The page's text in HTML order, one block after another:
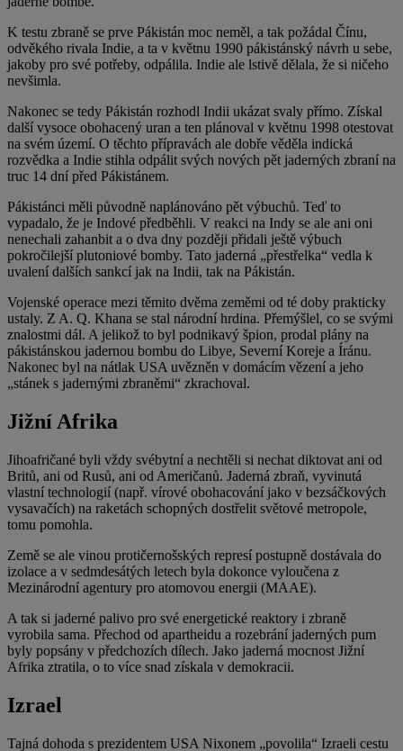
K testu zbraně se prve Pákistán moc neměl, a tak požádal Čínu,
odvěkého rivala Indie, a ta v květnu 1990 pákistánský návrh u sebe,
jakoby pro své potřeby, odpálila. Indie ale lstivě dělala, že si ničeho
nevšimla.
Nakonec se tedy Pákistán rozhodl Indii ukázat svaly přímo. Získal
další vysoce obohacený uran a ten plánoval v květnu 1998 otestovat
na svém území. O těchto přípravách ale dobře věděla indická
rozvědka a Indie stihla odpálit svých nových pět jaderných zbraní na
truc 14 dní před Pákistánem.
Pákistánci měli původně naplánováno pět výbuchů. Teď to
vypadalo, že je Indové předběhli. V reakci na Indy se ale ani oni
nenechali zahanbit a o dva dny později přidali ještě výbuch
pokročilejší plutoniové bomby. Tato jaderná „přestřelka“ vedla k
uvalení dalších sankcí jak na Indii, tak na Pákistán.
Vojenské operace mezi těmito dvěma zeměmi od té doby prakticky
ustaly. Z A. Q. Khana se stal národní hrdina. Přemýšlel, co se svými
znalostmi dál. A jelikož to byl podnikavý špion, prodal plány na
pákistánskou jadernou bombu do Libye, Severní Koreje a Íránu.
Nakonec byl na nátlak USA uvězněn v domácím vězení a jeho
„stánek s jadernými zbraněmi“ zkrachoval.
Jižní Afrika
Jihoafričané byli vždy svébytní a nechtěli si nechat diktovat ani od
Britů, ani od Rusů, ani od Američanů. Jaderná zbraň, vyvinutá
vlastní technologií (např. vírové obohacování jako v bezsáčkových
vysavačích) na raketách schopných dostřelit světové metropole,
tomu pomohla.
Země se ale vinou protičernošských represí postupně dostávala do
izolace a v sedmdesátých letech byla dokonce vyloučena z
Mezinárodní agentury pro atomovou energii (MAAE).
A tak si jaderné palivo pro své energetické reaktory i zbraně
vyrobila sama. Přechod od apartheidu a rozebrání jaderných pum
byly popsány v předchozích dílech. Jako jaderná mocnost Jižní
Afrika ztratila, o to více snad získala v demokracii.
Izrael
Tajná dohoda s prezidentem USA Nixonem „povolila“ Izraeli cestu